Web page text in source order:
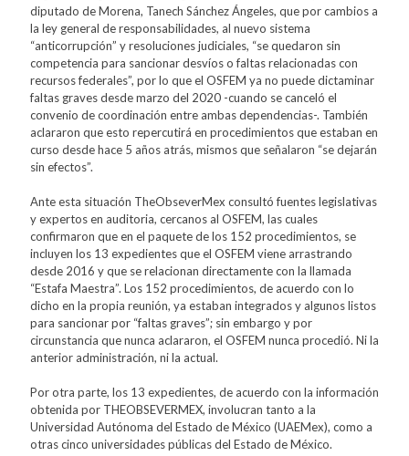
diputado de Morena, Tanech Sánchez Ángeles, que por cambios a
la ley general de responsabilidades, al nuevo sistema
“anticorrupción” y resoluciones judiciales, “se quedaron sin
competencia para sancionar desvíos o faltas relacionadas con
recursos federales”, por lo que el OSFEM ya no puede dictaminar
faltas graves desde marzo del 2020 -cuando se canceló el
convenio de coordinación entre ambas dependencias-. También
aclararon que esto repercutirá en procedimientos que estaban en
curso desde hace 5 años atrás, mismos que señalaron “se dejarán
sin efectos”.
Ante esta situación TheObseverMex consultó fuentes legislativas
y expertos en auditoria, cercanos al OSFEM, las cuales
confirmaron que en el paquete de los 152 procedimientos, se
incluyen los 13 expedientes que el OSFEM viene arrastrando
desde 2016 y que se relacionan directamente con la llamada
“Estafa Maestra”. Los 152 procedimientos, de acuerdo con lo
dicho en la propia reunión, ya estaban integrados y algunos listos
para sancionar por “faltas graves”; sin embargo y por
circunstancia que nunca aclararon, el OSFEM nunca procedió. Ni la
anterior administración, ni la actual.
Por otra parte, los 13 expedientes, de acuerdo con la información
obtenida por THEOBSEVERMEX, involucran tanto a la
Universidad Autónoma del Estado de México (UAEMex), como a
otras cinco universidades públicas del Estado de México.